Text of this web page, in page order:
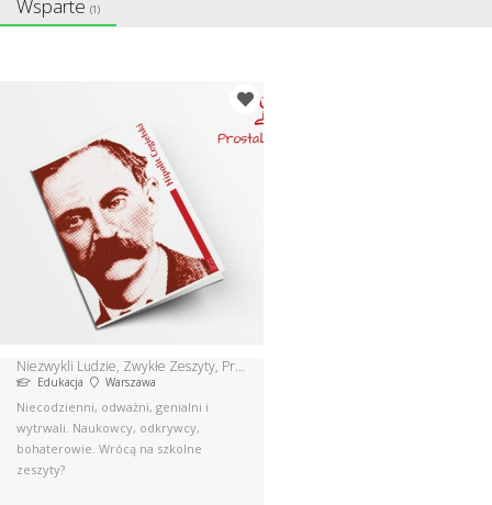
Wsparte (1)
Niezwykli Ludzie, Zwykłe Zeszyty, Prosta Lekcja
Edukacja Warszawa
Niecodzienni, odważni, genialni i
wytrwali. Naukowcy, odkrywcy,
bohaterowie. Wrócą na szkolne
zeszyty?